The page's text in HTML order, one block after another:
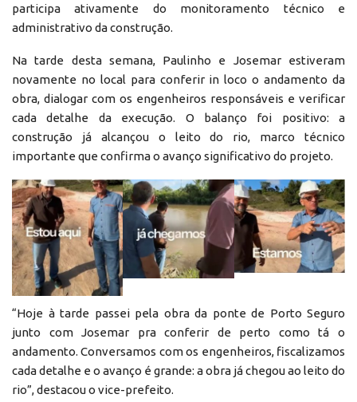
participa ativamente do monitoramento técnico e
administrativo da construção.
Na tarde desta semana, Paulinho e Josemar estiveram
novamente no local para conferir in loco o andamento da
obra, dialogar com os engenheiros responsáveis e verificar
cada detalhe da execução. O balanço foi positivo: a
construção já alcançou o leito do rio, marco técnico
importante que confirma o avanço significativo do projeto.
“Hoje à tarde passei pela obra da ponte de Porto Seguro
junto com Josemar pra conferir de perto como tá o
andamento. Conversamos com os engenheiros, fiscalizamos
cada detalhe e o avanço é grande: a obra já chegou ao leito do
rio”, destacou o vice-prefeito.